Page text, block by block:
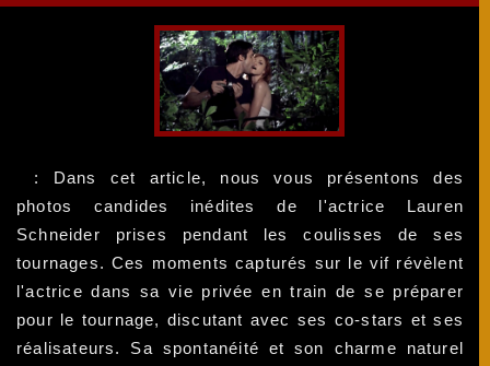
: Dans cet article, nous vous présentons des
photos candides inédites de l'actrice Lauren
Schneider prises pendant les coulisses de ses
tournages. Ces moments capturés sur le vif révèlent
l'actrice dans sa vie privée en train de se préparer
pour le tournage, discutant avec ses co-stars et ses
réalisateurs. Sa spontanéité et son charme naturel